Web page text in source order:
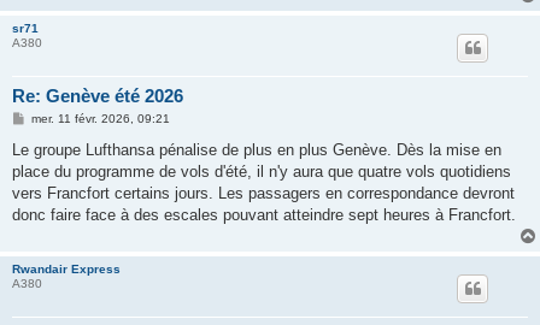
sr71
A380
Re: Genève été 2026
M
s
a
g
mer. 11 févr. 2026, 09:21
Le groupe Lufthansa pénalise de plus en plus Genève. Dès la mise en
place du programme de vols d'été, il n'y aura que quatre vols quotidiens
vers Francfort certains jours. Les passagers en correspondance devront
donc faire face à des escales pouvant atteindre sept heures à Francfort.
Rwandair Express
A380